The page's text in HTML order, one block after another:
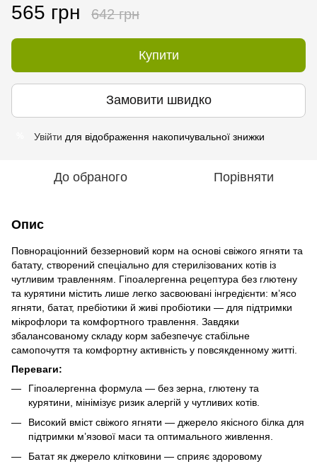
565 грн 642 грн
Купити
Замовити швидко
Увійти для відображення накопичувальної знижки
До обраного Порівняти
Опис
Повнораціонний беззерновий корм на основі свіжого ягняти та
батату, створений спеціально для стерилізованих котів із
чутливим травленням. Гіпоалергенна рецептура без глютену
та курятини містить лише легко засвоювані інгредієнти: м’ясо
ягняти, батат, пребіотики й живі пробіотики — для підтримки
мікрофлори та комфортного травлення. Завдяки
збалансованому складу корм забезпечує стабільне
самопочуття та комфортну активність у повсякденному житті.
Переваги:
Гіпоалергенна формула — без зерна, глютену та
курятини, мінімізує ризик алергій у чутливих котів.
Високий вміст свіжого ягняти — джерело якісного білка для
підтримки м’язової маси та оптимального живлення.
Батат як джерело клітковини — сприяє здоровому